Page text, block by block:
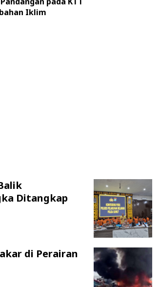
Iklim
Ditangkap
di Perairan